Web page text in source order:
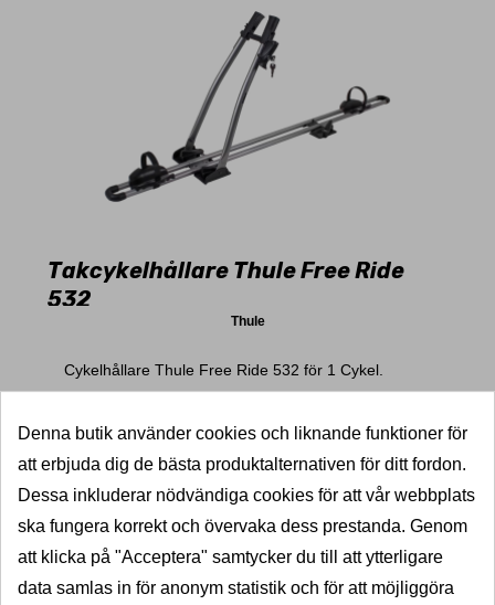
Takcykelhållare Thule Free Ride
532
Thule
Cykelhållare Thule Free Ride 532 för 1 Cykel.
15+ Leverans 2-5dagar
Pris
1 115,00 kr 1 393,00 kr
LÄGG I VARUKORG
Denna butik använder cookies och liknande funktioner för
att erbjuda dig de bästa produktalternativen för ditt fordon.
Dessa inkluderar nödvändiga cookies för att vår webbplats
ska fungera korrekt och övervaka dess prestanda. Genom
att klicka på "Acceptera" samtycker du till att ytterligare
data samlas in för anonym statistik och för att möjliggöra